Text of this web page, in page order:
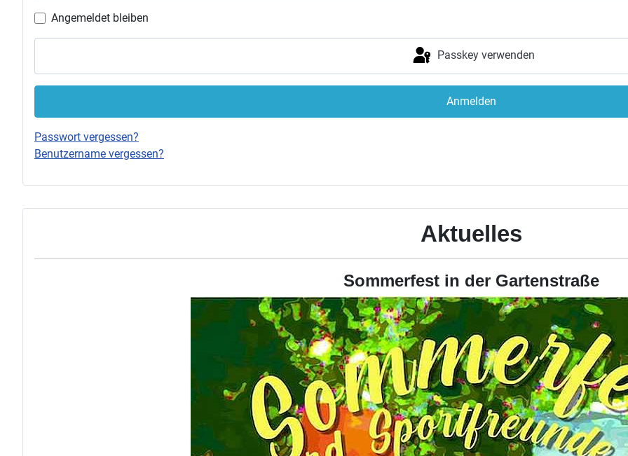
Aktuelles
Sommerfest in der Gartenstraße
Angemeldet bleiben
Passkey verwenden
Anmelden
Passwort vergessen?
Benutzername vergessen?